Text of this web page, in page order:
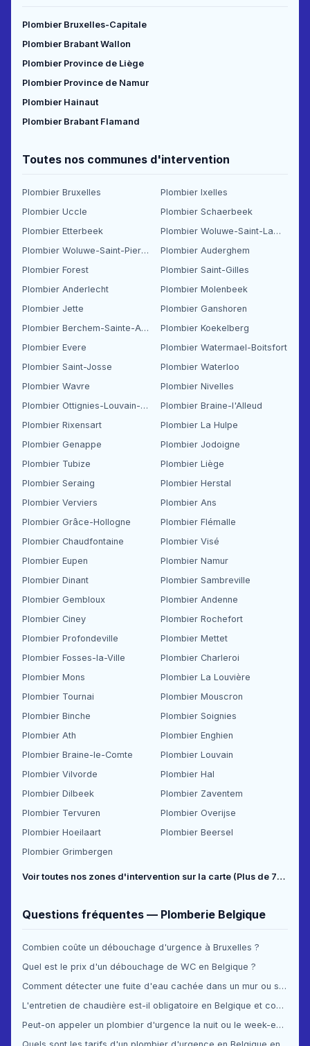
Plombier Bruxelles-Capitale
Plombier Brabant Wallon
Plombier Province de Liège
Plombier Province de Namur
Plombier Hainaut
Plombier Brabant Flamand
Toutes nos communes d'intervention
Plombier Bruxelles
Plombier Ixelles
Plombier Uccle
Plombier Schaerbeek
Plombier Etterbeek
Plombier Woluwe-Saint-Lambert
Plombier Woluwe-Saint-Pierre
Plombier Auderghem
Plombier Forest
Plombier Saint-Gilles
Plombier Anderlecht
Plombier Molenbeek
Plombier Jette
Plombier Ganshoren
Plombier Berchem-Sainte-Agathe
Plombier Koekelberg
Plombier Evere
Plombier Watermael-Boitsfort
Plombier Saint-Josse
Plombier Waterloo
Plombier Wavre
Plombier Nivelles
Plombier Ottignies-Louvain-la-Neuve
Plombier Braine-l'Alleud
Plombier Rixensart
Plombier La Hulpe
Plombier Genappe
Plombier Jodoigne
Plombier Tubize
Plombier Liège
Plombier Seraing
Plombier Herstal
Plombier Verviers
Plombier Ans
Plombier Grâce-Hollogne
Plombier Flémalle
Plombier Chaudfontaine
Plombier Visé
Plombier Eupen
Plombier Namur
Plombier Dinant
Plombier Sambreville
Plombier Gembloux
Plombier Andenne
Plombier Ciney
Plombier Rochefort
Plombier Profondeville
Plombier Mettet
Plombier Fosses-la-Ville
Plombier Charleroi
Plombier Mons
Plombier La Louvière
Plombier Tournai
Plombier Mouscron
Plombier Binche
Plombier Soignies
Plombier Ath
Plombier Enghien
Plombier Braine-le-Comte
Plombier Louvain
Plombier Vilvorde
Plombier Hal
Plombier Dilbeek
Plombier Zaventem
Plombier Tervuren
Plombier Overijse
Plombier Hoeilaart
Plombier Beersel
Plombier Grimbergen
Voir toutes nos zones d'intervention sur la carte (Plus de 70 communes couvertes) →
Questions fréquentes — Plomberie Belgique
Combien coûte un débouchage d'urgence à Bruxelles ?
Quel est le prix d'un débouchage de WC en Belgique ?
Comment détecter une fuite d'eau cachée dans un mur ou sous le sol ?
L'entretien de chaudière est-il obligatoire en Belgique et combien ça coûte ?
Peut-on appeler un plombier d'urgence la nuit ou le week-end en Belgique ?